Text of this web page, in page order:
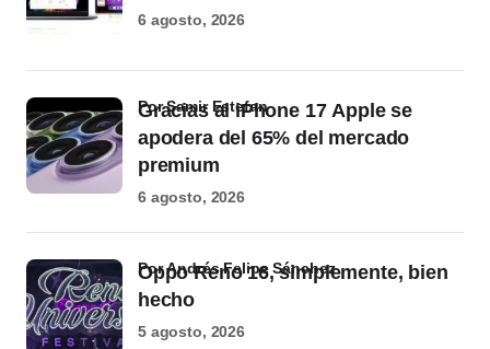
6 agosto, 2026
Gracias al iPhone 17 Apple se
apodera del 65% del mercado
premium
por Samir Estefan
6 agosto, 2026
Oppo Reno 16, simplemente, bien
hecho
por Andrés Felipe Sánchez
5 agosto, 2026